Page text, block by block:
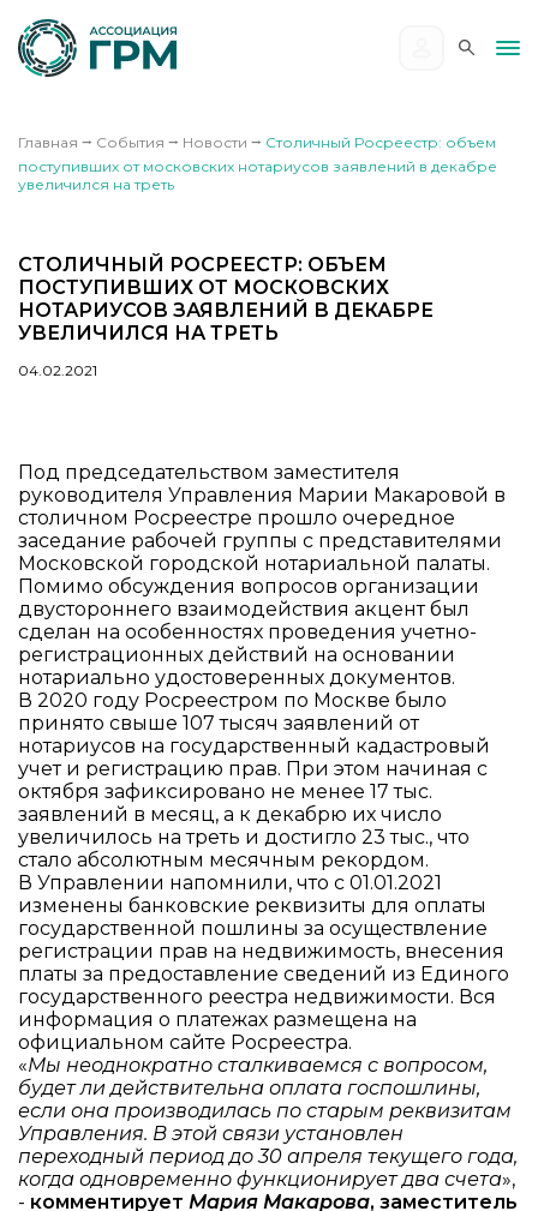
Главная ⭢ События ⭢ Новости ⭢ Столичный Росреестр: объем
поступивших от московских нотариусов заявлений в декабре
увеличился на треть
СТОЛИЧНЫЙ РОСРЕЕСТР: ОБЪЕМ
ПОСТУПИВШИХ ОТ МОСКОВСКИХ
НОТАРИУСОВ ЗАЯВЛЕНИЙ В ДЕКАБРЕ
УВЕЛИЧИЛСЯ НА ТРЕТЬ
04.02.2021
Под председательством заместителя
руководителя Управления Марии Макаровой в
столичном Росреестре прошло очередное
заседание рабочей группы с представителями
Московской городской нотариальной палаты.
Помимо обсуждения вопросов организации
двустороннего взаимодействия акцент был
сделан на особенностях проведения учетно-
регистрационных действий на основании
нотариально удостоверенных документов.
В 2020 году Росреестром по Москве было
принято свыше 107 тысяч заявлений от
нотариусов на государственный кадастровый
учет и регистрацию прав. При этом начиная с
октября зафиксировано не менее 17 тыс.
заявлений в месяц, а к декабрю их число
увеличилось на треть и достигло 23 тыс., что
стало абсолютным месячным рекордом.
В Управлении напомнили, что с 01.01.2021
изменены банковские реквизиты для оплаты
государственной пошлины за осуществление
регистрации прав на недвижимость, внесения
платы за предоставление сведений из Единого
государственного реестра недвижимости. Вся
информация о платежах размещена на
официальном сайте Росреестра.
«Мы неоднократно сталкиваемся с вопросом,
будет ли действительна оплата госпошлины,
если она производилась по старым реквизитам
Управления. В этой связи установлен
переходный период до 30 апреля текущего года,
когда одновременно функционирует два счета»,
- комментирует Мария Макарова, заместитель